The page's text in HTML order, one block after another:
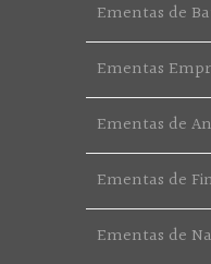
Ementas de
Ementas
Ementas de
Ementas de
Ementas de